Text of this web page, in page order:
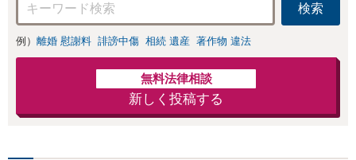
検索
例） 離婚 慰謝料 誹謗中傷 相続 遺産 著作物 違法
無料法律相談
新しく投稿する